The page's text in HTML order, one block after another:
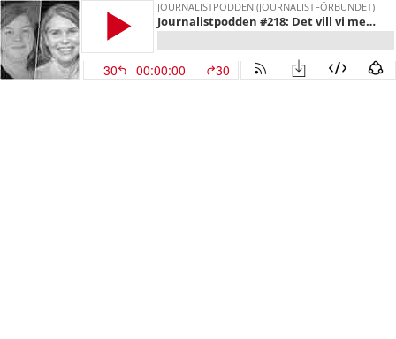
JOURNALISTPODDEN (JOURNALISTFÖRBUNDET)
Journalistpodden #218: Det vill vi med avtalsrörelsen 2025
30 00:00:00 30